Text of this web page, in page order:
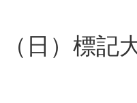
日）標記